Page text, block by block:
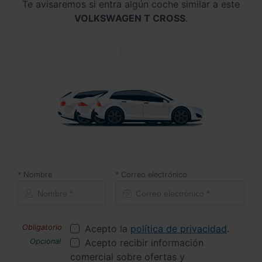
Te avisaremos si entra algún coche similar a este
VOLKSWAGEN T CROSS.
Nombre Correo electrónico
Acepto la política de privacidad.
Acepto recibir información
comercial sobre ofertas y